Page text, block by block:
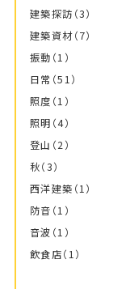
建築探訪 （3）
建築資材（7）
振動 （1）
日常 （51）
照度 （1）
照明 （4）
登山 （2）
秋（3）
西洋建築 （1）
防音 （1）
音波 （1）
飲食店（1）